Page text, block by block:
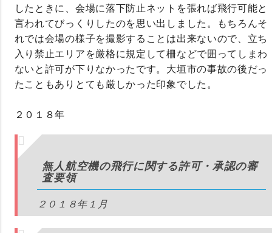
したときに、会場に落下防止ネットを張れば飛行可能と
言われてびっくりしたのを思い出しました。もちろんそ
れでは会場の様子を撮影することは出来ないので、立ち
入り禁止エリアを厳格に規定して柵などで囲ってしまわ
ないと許可が下りなかったです。大垣市の事故の後だっ
たこともありとても厳しかった印象でした。
２０１８年
無人航空機の飛行に関する許可・承認の審
査要領
２０１８年１月